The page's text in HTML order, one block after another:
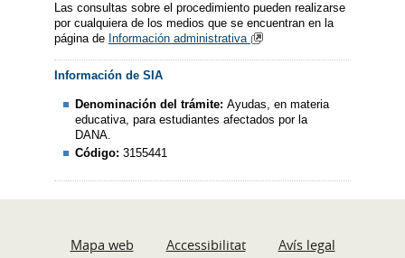
Las consultas sobre el procedimiento pueden realizarse
por cualquiera de los medios que se encuentran en la
página de Información administrativa
Información de SIA
Denominación del trámite:Ayudas, en materia
educativa, para estudiantes afectados por la
DANA.
Código:3155441
Mapa web Accessibilitat Avís legal